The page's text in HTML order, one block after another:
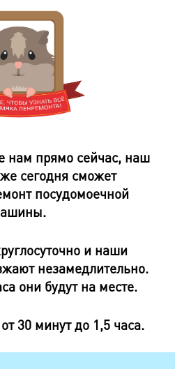
нам прямо сейчас, наш
сегодня сможет
посудомоечной
и наши
незамедлительно.
они будут на месте.
30 минут до 1,5 часа.